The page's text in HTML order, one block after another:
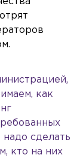
как
надо сделать
кто на них